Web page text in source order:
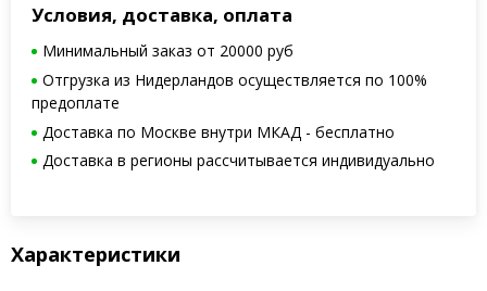
Условия, доставка, оплата
Минимальный заказ от 20000 руб
Отгрузка из Нидерландов осуществляется по 100%
предоплате
Доставка по Москве внутри МКАД - бесплатно
Доставка в регионы рассчитывается индивидуально
Характеристики